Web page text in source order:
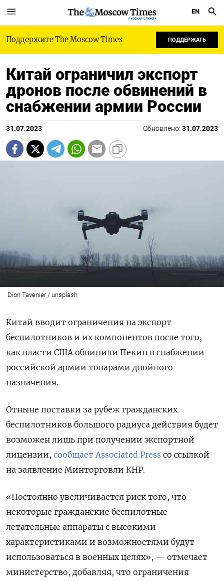
РУССКАЯ СЛУЖБА
EN
Поддержите The Moscow Times ПОДДЕРЖАТЬ
Китай ограничил экспорт
дронов после обвинений в
снабжении армии России
31.07.2023 Обновлено: 31.07.2023
Dion Tavenier / unsplash
Китай вводит ограничения на экспорт
беспилотников и их компонентов после того,
как власти США обвинили Пекин в снабжении
российской армии товарами двойного
назначения.
Отныне поставки за рубеж гражданских
беспилотников большого радиуса действия будет
возможен лишь при получении экспортной
лицензии, сообщает Associated Press со ссылкой
на заявление Минторговли КНР.
«Постоянно увеличивается риск того, что
некоторые гражданские беспилотные
летательные аппараты с высокими
характеристиками и возможностями будут
использоваться в военных целях», — отмечает
министерство, добавляя, что ограничения